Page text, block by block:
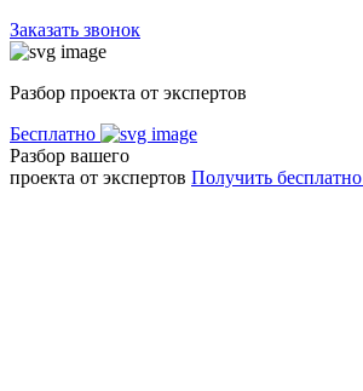
Заказать звонок
Разбор проекта от экспертов
Бесплатно
Разбор вашего
проекта от экспертов Получить бесплатно